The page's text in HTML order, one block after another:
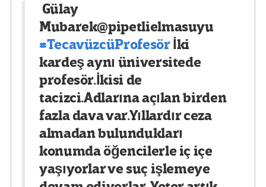
Gülay
Mubarek@pipetlielmasuyu
#TecavüzcüProfesörİki
kardeş aynı üniversitede
profesör.İkisi de
tacizci.Adlarına açılan birden
fazla dava var.Yıllardır ceza
almadan bulundukları
konumda öğencilerle iç içe
yaşıyorlar ve suç işlemeye